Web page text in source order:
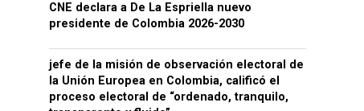
CNE declara a De La Espriella nuevo
presidente de Colombia 2026-2030
jefe de la misión de observación electoral de
la Unión Europea en Colombia, calificó el
proceso electoral de “ordenado, tranquilo,